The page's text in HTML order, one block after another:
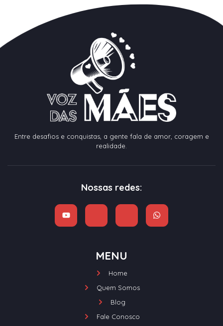
Entre desafios e conquistas, a gente fala de amor, coragem e
realidade.
Nossas redes:
MENU
Home
Quem Somos
Blog
Fale Conosco